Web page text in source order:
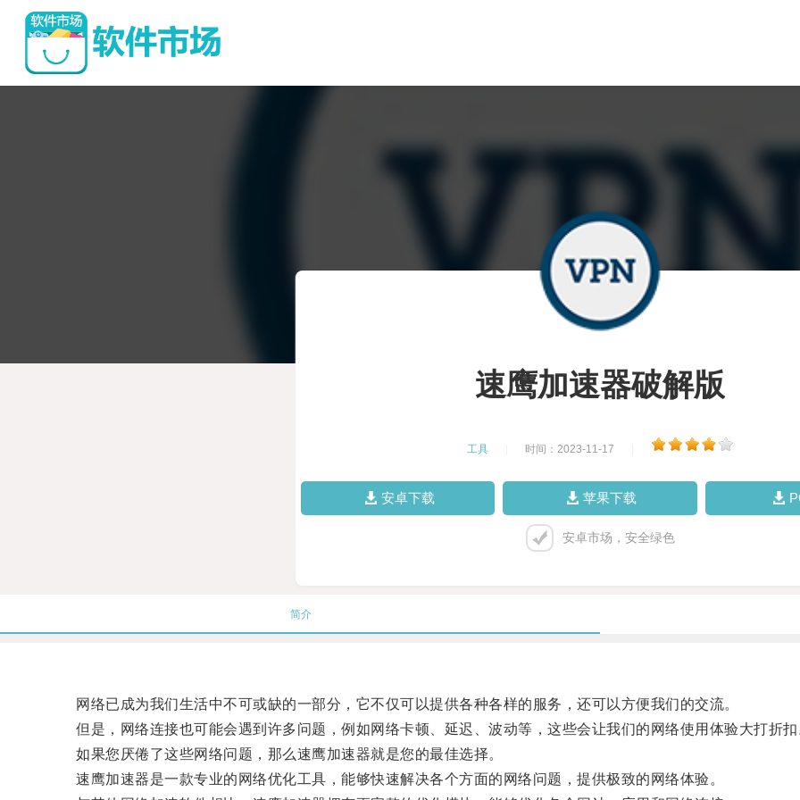
速鹰加速器破解版
工具 时间：2023-11-17
安卓下载 苹果下载
安卓市场，安全绿色
简介
网络已成为我们生活中不可或缺的一部分，它不仅可以提供各种各样的服务，还可以方便我们的交流。
但是，网络连接也可能会遇到许多问题，例如网络卡顿、延迟、波动等，这些会让我们的网络使用体验大打折扣
如果您厌倦了这些网络问题，那么速鹰加速器就是您的最佳选择。
速鹰加速器是一款专业的网络优化工具，能够快速解决各个方面的网络问题，提供极致的网络体验。